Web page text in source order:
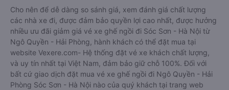
Cho nên để dễ dàng so sánh giá, xem đánh giá chất lượng
các nhà xe đi, được đảm bảo quyền lợi cao nhất, được hưởng
nhiều ưu đãi giảm giá vé xe ghế ngồi đi Sóc Sơn - Hà Nội từ
Ngô Quyền - Hải Phòng, hành khách có thể đặt mua tại
website Vexere.com- Hệ thống đặt vé xe khách chất lượng,
và uy tín nhất tại Việt Nam, đảm bảo giữ chỗ 100%. Đối với
bất cứ giao dịch đặt mua vé xe ghế ngồi đi Ngô Quyền - Hải
Phòng Sóc Sơn - Hà Nội nào của quý khách tại trang web